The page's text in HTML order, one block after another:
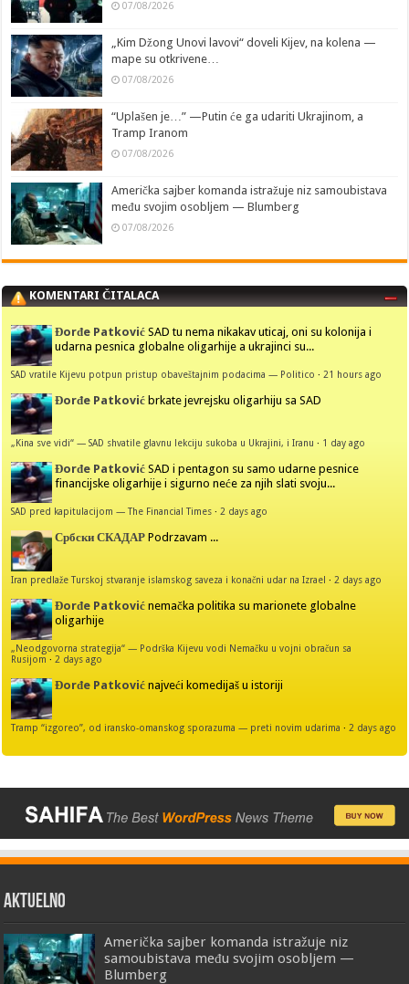
07/08/2026
„Kim Džong Unovi lavovi“ doveli Kijev, na kolena —
mape su otkrivene…
07/08/2026
“Uplašen je…” —Putin će ga udariti Ukrajinom, a
Tramp Iranom
07/08/2026
Američka sajber komanda istražuje niz samoubistava
među svojim osobljem — Blumberg
07/08/2026
KOMENTARI ČITALACA
Đorđe Patković SAD tu nema nikakav uticaj, oni su kolonija i
udarna pesnica globalne oligarhije a ukrajinci su...
SAD vratile Kijevu potpun pristup obaveštajnim podacima — Politico · 21 hours ago
Đorđe Patković brkate jevrejsku oligarhiju sa SAD
„Kina sve vidi“ — SAD shvatile glavnu lekciju sukoba u Ukrajini, i Iranu · 1 day ago
Đorđe Patković SAD i pentagon su samo udarne pesnice
financijske oligarhije i sigurno neće za njih slati svoju...
SAD pred kapitulacijom — The Financial Times · 2 days ago
Србски СКАДАР Podrzavam ...
Iran predlaže Turskoj stvaranje islamskog saveza i konačni udar na Izrael · 2 days ago
Đorđe Patković nemačka politika su marionete globalne
oligarhije
„Neodgovorna strategija“ — Podrška Kijevu vodi Nemačku u vojni obračun sa
Rusijom · 2 days ago
Đorđe Patković najveći komedijaš u istoriji
Tramp “izgoreo”, od iransko-omanskog sporazuma — preti novim udarima · 2 days ago
AKTUELNO
Američka sajber komanda istražuje niz
samoubistava među svojim osobljem —
Blumberg